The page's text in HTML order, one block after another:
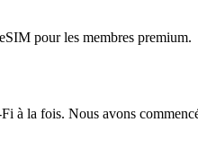
pour les membres premium.
à la fois. Nous avons